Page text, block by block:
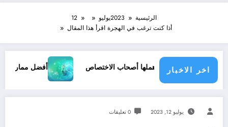
الرئيسية 2023يوليو
12
أذا كنت ترغب في الهجرة اقرأ هذا المقال
اخر الاخبار
أهملها أصحاب الاختصاص أفضل ممارسات التدريب الافتراضي
يوليو 12, 2023 0 تعليقات